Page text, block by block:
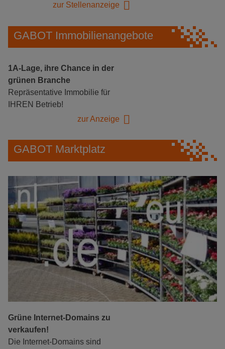
zur Stellenanzeige
GABOT Immobilienangebote
1A-Lage, ihre Chance in der
grünen Branche
Repräsentative Immobilie für
IHREN Betrieb!
zur Anzeige
GABOT Marktplatz
Grüne Internet-Domains zu
verkaufen!
Die Internet-Domains sind